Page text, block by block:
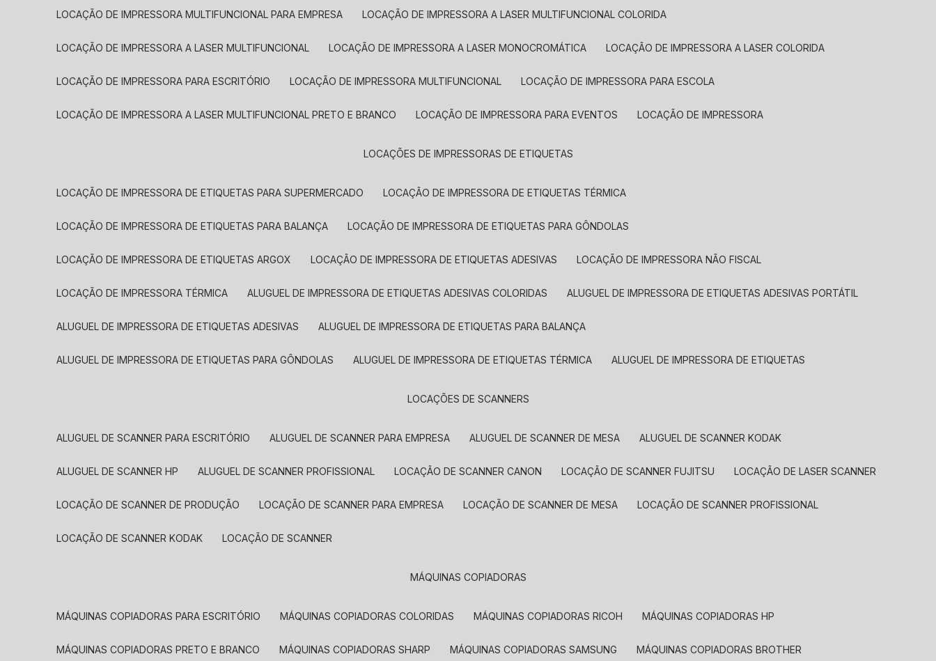
LOCAÇÃO DE IMPRESSORA MULTIFUNCIONAL PARA EMPRESA LOCAÇÃO DE IMPRESSORA A LASER MULTIFUNCIONAL COLORIDA
LOCAÇÃO DE IMPRESSORA A LASER MULTIFUNCIONAL LOCAÇÃO DE IMPRESSORA A LASER MONOCROMÁTICA LOCAÇÃO DE IMPRESSORA A LASER COLORIDA
LOCAÇÃO DE IMPRESSORA PARA ESCRITÓRIO LOCAÇÃO DE IMPRESSORA MULTIFUNCIONAL LOCAÇÃO DE IMPRESSORA PARA ESCOLA
LOCAÇÃO DE IMPRESSORA A LASER MULTIFUNCIONAL PRETO E BRANCO LOCAÇÃO DE IMPRESSORA PARA EVENTOS LOCAÇÃO DE IMPRESSORA
LOCAÇÕES DE IMPRESSORAS DE ETIQUETAS
LOCAÇÃO DE IMPRESSORA DE ETIQUETAS PARA SUPERMERCADO LOCAÇÃO DE IMPRESSORA DE ETIQUETAS TÉRMICA
LOCAÇÃO DE IMPRESSORA DE ETIQUETAS PARA BALANÇA LOCAÇÃO DE IMPRESSORA DE ETIQUETAS PARA GÔNDOLAS
LOCAÇÃO DE IMPRESSORA DE ETIQUETAS ARGOX LOCAÇÃO DE IMPRESSORA DE ETIQUETAS ADESIVAS LOCAÇÃO DE IMPRESSORA NÃO FISCAL
LOCAÇÃO DE IMPRESSORA TÉRMICA ALUGUEL DE IMPRESSORA DE ETIQUETAS ADESIVAS COLORIDAS ALUGUEL DE IMPRESSORA DE ETIQUETAS ADESIVAS PORTÁTIL
ALUGUEL DE IMPRESSORA DE ETIQUETAS ADESIVAS ALUGUEL DE IMPRESSORA DE ETIQUETAS PARA BALANÇA
ALUGUEL DE IMPRESSORA DE ETIQUETAS PARA GÔNDOLAS ALUGUEL DE IMPRESSORA DE ETIQUETAS TÉRMICA ALUGUEL DE IMPRESSORA DE ETIQUETAS
LOCAÇÕES DE SCANNERS
ALUGUEL DE SCANNER PARA ESCRITÓRIO ALUGUEL DE SCANNER PARA EMPRESA ALUGUEL DE SCANNER DE MESA ALUGUEL DE SCANNER KODAK
ALUGUEL DE SCANNER HP ALUGUEL DE SCANNER PROFISSIONAL LOCAÇÃO DE SCANNER CANON LOCAÇÃO DE SCANNER FUJITSU LOCAÇÃO DE LASER SCANNER
LOCAÇÃO DE SCANNER DE PRODUÇÃO LOCAÇÃO DE SCANNER PARA EMPRESA LOCAÇÃO DE SCANNER DE MESA LOCAÇÃO DE SCANNER PROFISSIONAL
LOCAÇÃO DE SCANNER KODAK LOCAÇÃO DE SCANNER
MÁQUINAS COPIADORAS
MÁQUINAS COPIADORAS PARA ESCRITÓRIO MÁQUINAS COPIADORAS COLORIDAS MÁQUINAS COPIADORAS RICOH MÁQUINAS COPIADORAS HP
MÁQUINAS COPIADORAS PRETO E BRANCO MÁQUINAS COPIADORAS SHARP MÁQUINAS COPIADORAS SAMSUNG MÁQUINAS COPIADORAS BROTHER